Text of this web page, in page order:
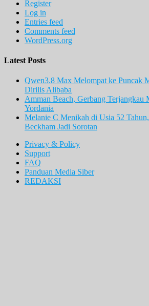
Register
Log in
Entries feed
Comments feed
WordPress.org
Latest Posts
Qwen3.8 Max Melompat ke Puncak
Dirilis Alibaba
Amman Beach, Gerbang
Yordania
Melanie C Menikah di Usia 52
Beckham Jadi Sorotan
Privacy & Policy
Support
FAQ
Panduan Media Siber
REDAKSI